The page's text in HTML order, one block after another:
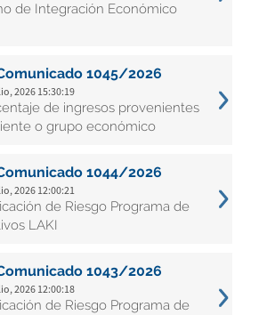
de Integración Económico
1045/2026
2026 15:30:19
de ingresos provenientes
o grupo económico
1044/2026
2026 12:00:21
de Riesgo Programa de
LAKI
1043/2026
2026 12:00:18
de Riesgo Programa de